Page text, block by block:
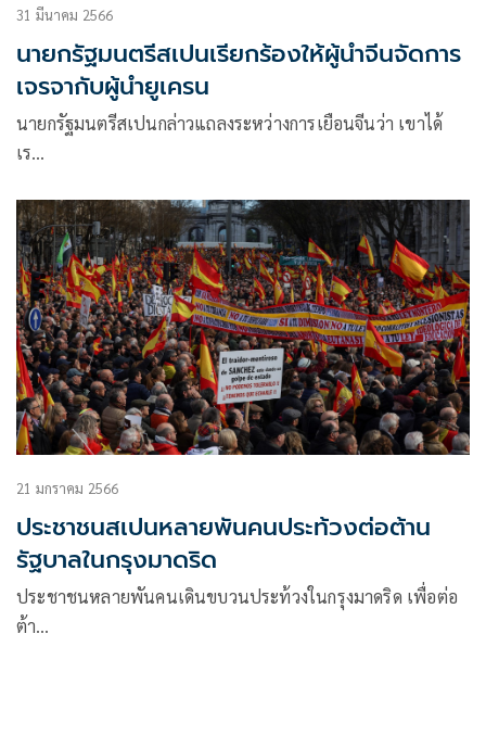
31 มีนาคม 2566
นายกรัฐมนตรีสเปนเรียกร้องให้ผู้นำจีนจัดการ
เจรจากับผู้นำยูเครน
นายกรัฐมนตรีสเปนกล่าวแถลงระหว่างการเยือนจีนว่า เขาได้
เร…
21 มกราคม 2566
ประชาชนสเปนหลายพันคนประท้วงต่อต้าน
รัฐบาลในกรุงมาดริด
ประชาชนหลายพันคนเดินขบวนประท้วงในกรุงมาดริด เพื่อต่อ
ต้า…